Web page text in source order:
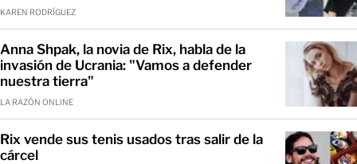
KAREN RODRÍGUEZ
Anna Shpak, la novia de Rix, habla de la
invasión de Ucrania: "Vamos a defender
nuestra tierra"
LA RAZÓN ONLINE
Rix vende sus tenis usados tras salir de la
cárcel